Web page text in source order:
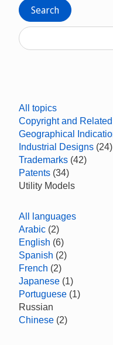
Search
All topics
Copyright and
Geographical
Industrial Designs (24)
Trademarks (42)
Patents (34)
Utility Models
All languages
Arabic (2)
English (6)
Spanish (2)
French (2)
Japanese (1)
Portuguese (1)
Russian
Chinese (2)